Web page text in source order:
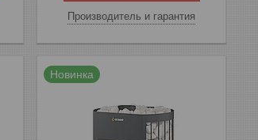
Производитель и гарантия
Новинка